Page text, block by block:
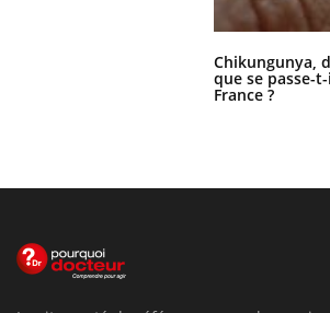
Chikungunya,
que se passe-
France ?